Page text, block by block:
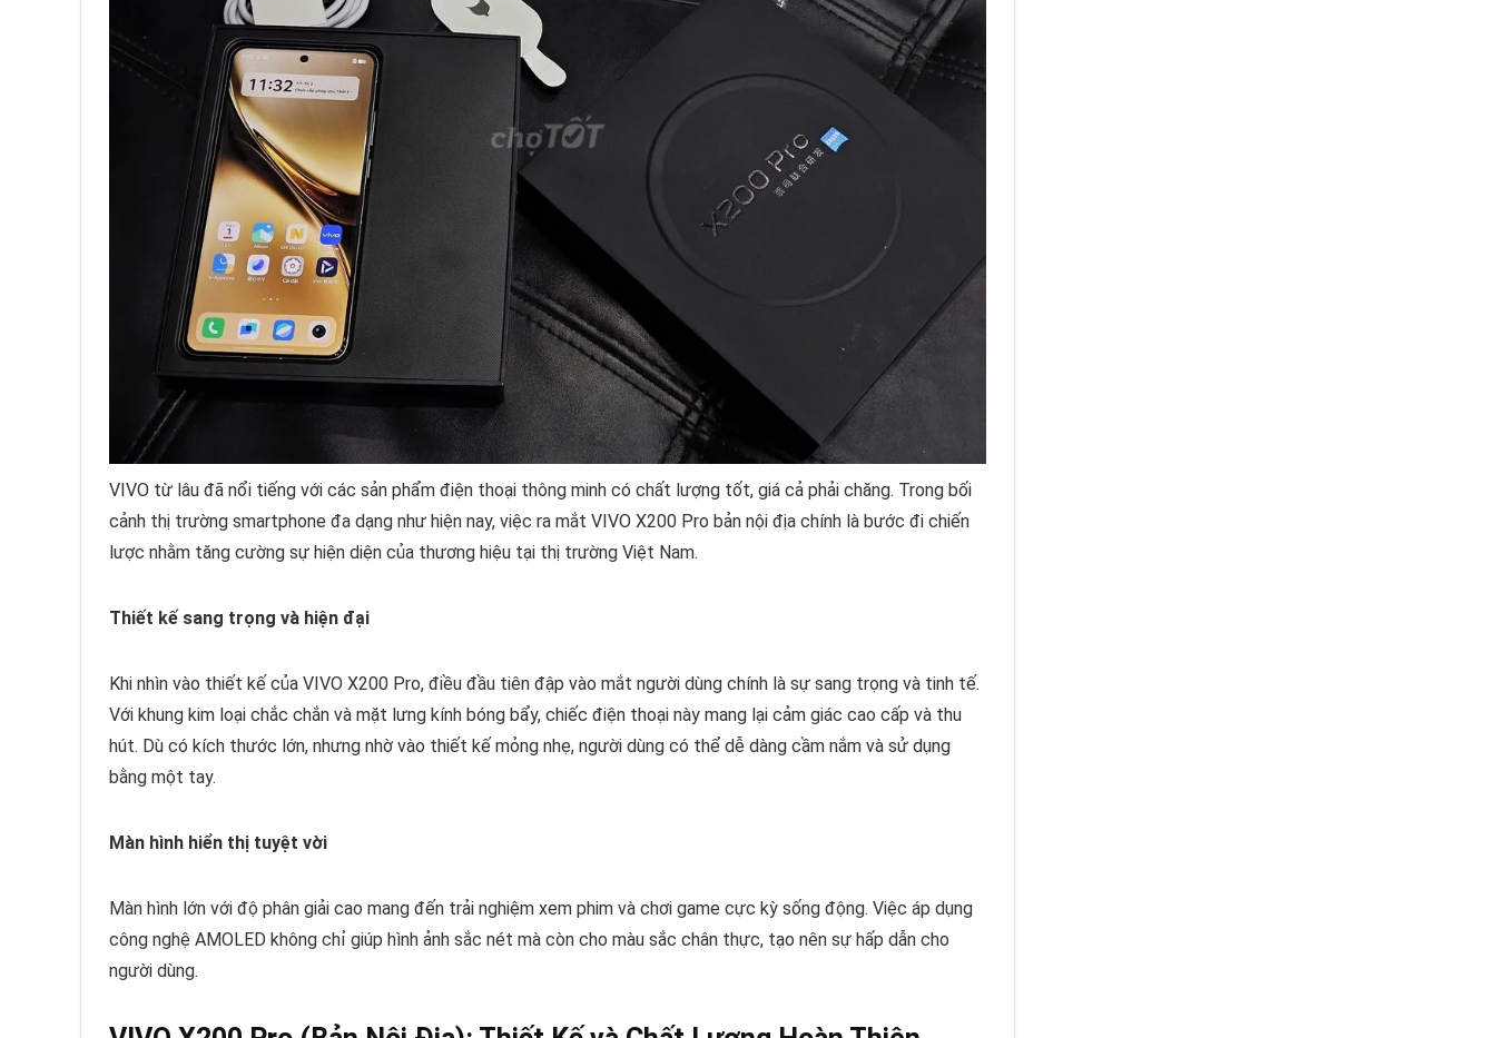
VIVO từ lâu đã nổi tiếng với các sản phẩm điện thoại thông minh có chất lượng tốt, giá cả phải chăng. Trong bối
cảnh thị trường smartphone đa dạng như hiện nay, việc ra mắt VIVO X200 Pro bản nội địa chính là bước đi chiến
lược nhằm tăng cường sự hiện diện của thương hiệu tại thị trường Việt Nam.
Thiết kế sang trọng và hiện đại
Khi nhìn vào thiết kế của VIVO X200 Pro, điều đầu tiên đập vào mắt người dùng chính là sự sang trọng và tinh tế.
Với khung kim loại chắc chắn và mặt lưng kính bóng bẩy, chiếc điện thoại này mang lại cảm giác cao cấp và thu
hút. Dù có kích thước lớn, nhưng nhờ vào thiết kế mỏng nhẹ, người dùng có thể dễ dàng cầm nắm và sử dụng
bằng một tay.
Màn hình hiển thị tuyệt vời
Màn hình lớn với độ phân giải cao mang đến trải nghiệm xem phim và chơi game cực kỳ sống động. Việc áp dụng
công nghệ AMOLED không chỉ giúp hình ảnh sắc nét mà còn cho màu sắc chân thực, tạo nên sự hấp dẫn cho
người dùng.